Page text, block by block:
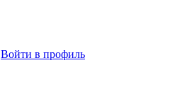
Войти в профиль